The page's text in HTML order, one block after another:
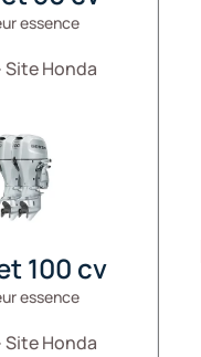
essence
Site Honda
100 cv
essence
Site Honda